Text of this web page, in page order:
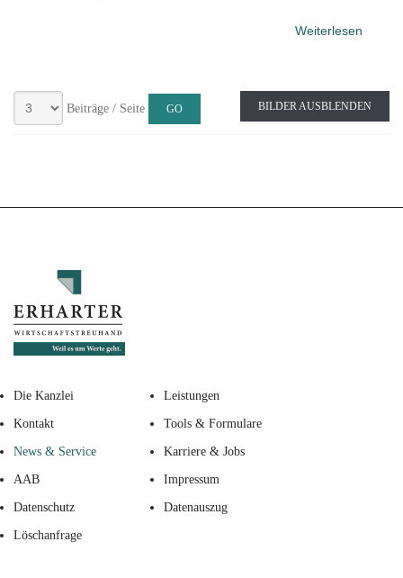
Weiterlesen
Beiträge / Seite BILDER AUSBLENDEN
Die Kanzlei Leistungen
Kontakt Tools & Formulare
News & Service Karriere & Jobs
AAB Impressum
Datenschutz Datenauszug
Löschanfrage